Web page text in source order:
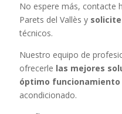
No espere más, contacte
Parets del Vallès y
técnicos.
Nuestro equipo de
ofrecerle las mejores
óptimo funcionamiento
acondicionado.